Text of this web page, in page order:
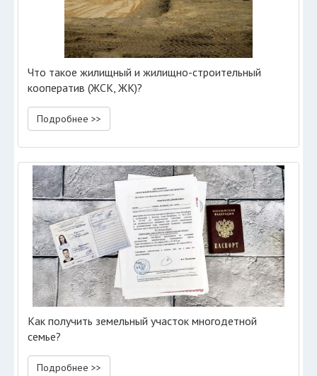
Что такое жилищный и жилищно-строительный
кооператив (ЖСК, ЖК)?
Подробнее >>
Как получить земельный участок многодетной
семье?
Подробнее >>